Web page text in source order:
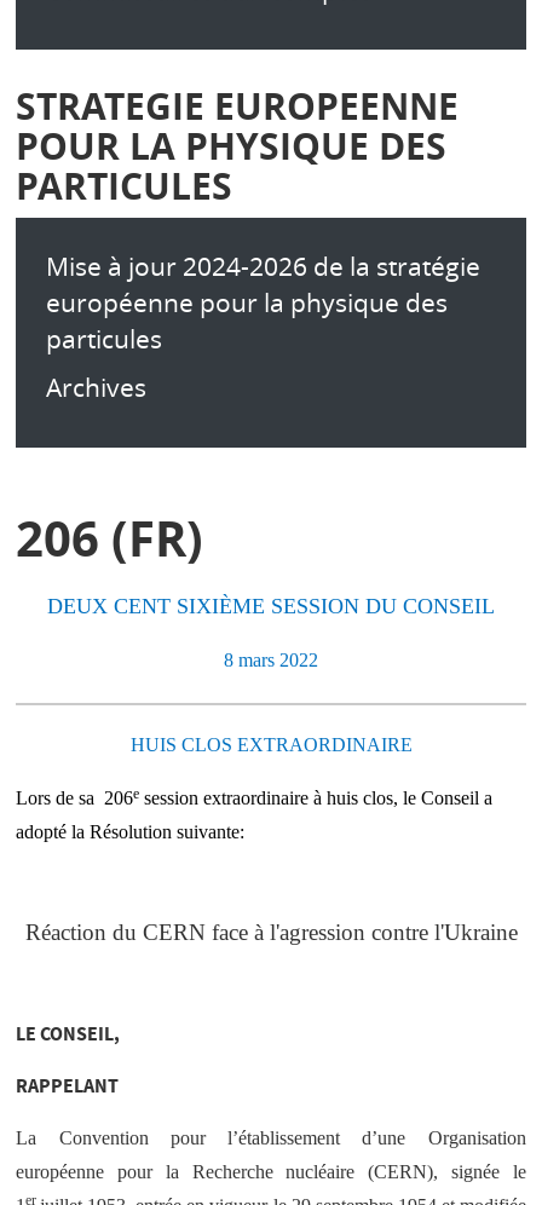
STRATEGIE EUROPEENNE
POUR LA PHYSIQUE DES
PARTICULES
Mise à jour 2024-2026 de la stratégie
européenne pour la physique des
particules
Archives
206 (FR)
DEUX CENT SIXIÈME SESSION DU CONSEIL
8 mars 2022
HUIS CLOS EXTRAORDINAIRE
Lors de sa 206e session extraordinaire à huis clos, le Conseil a
adopté la Résolution suivante:
Réaction du CERN face à l'agression contre l'Ukraine
LE CONSEIL,
RAPPELANT
La Convention pour l’établissement d’une Organisation
européenne pour la Recherche nucléaire (CERN), signée le
er